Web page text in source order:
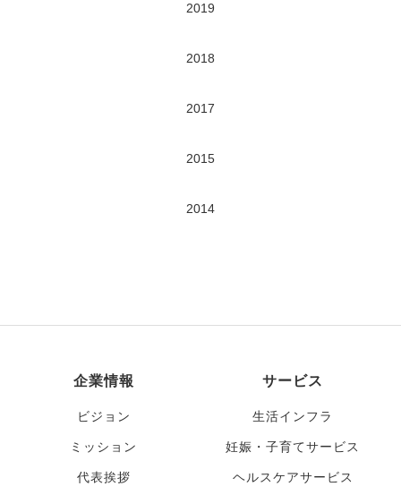
2019
2018
2017
2015
2014
企業情報
ビジョン
ミッション
代表挨拶
サービス
生活インフラ
妊娠・子育てサービス
ヘルスケアサービス